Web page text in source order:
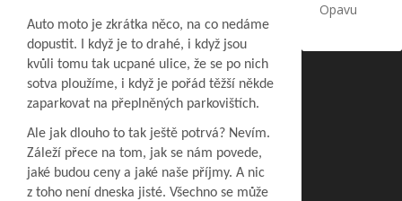
Auto moto je zkrátka něco, na co nedáme
dopustit. I když je to drahé, i když jsou
kvůli tomu tak ucpané ulice, že se po nich
sotva ploužíme, i když je pořád těžší někde
zaparkovat na přeplněných parkovištích.
Ale jak dlouho to tak ještě potrvá? Nevím.
Záleží přece na tom, jak se nám povede,
jaké budou ceny a jaké naše příjmy. A nic
z toho není dneska jisté. Všechno se může
Opavu